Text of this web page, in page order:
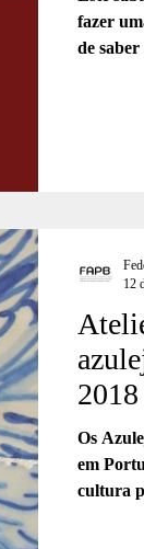
fazer
de
2018
Os
em
cultura
12